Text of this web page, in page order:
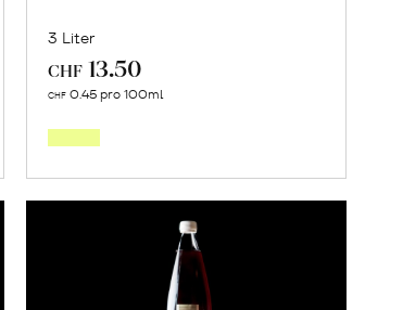
3 Liter
CHF 13.50
CHF 0.45 pro 100ml